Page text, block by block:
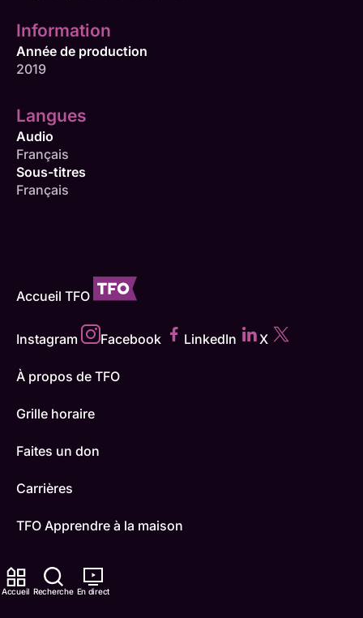
Accueil Recherche En direct
Information
Année de production
2019
Langues
Audio
Français
Sous-titres
Français
Accueil TFO
Instagram Facebook LinkedIn X
À propos de TFO
Grille horaire
Faites un don
Carrières
TFO Apprendre à la maison
Contactez-nous